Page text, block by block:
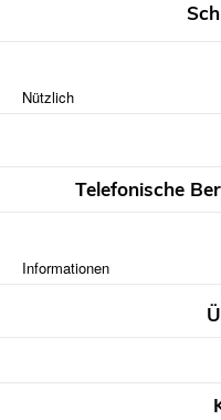
Nützlich
Telefonische
Informationen